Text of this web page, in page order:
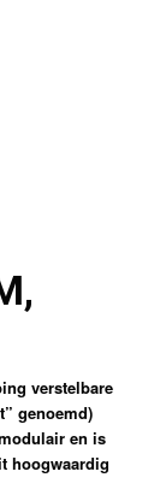
verstelbare
genoemd)
en is
hoogwaardig